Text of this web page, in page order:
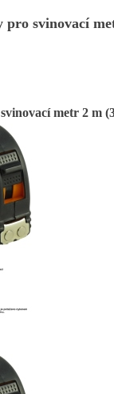
pro svinovací
metr 2 m